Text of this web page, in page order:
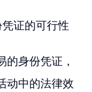
证的可行性
的身份凭证，
动中的法律效